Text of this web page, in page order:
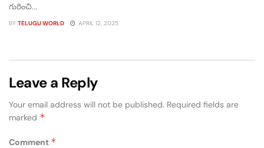
గురించి...
BY TELUGU WORLD APRIL 12, 2025
Leave a Reply
Your email address will not be published. Required fields are
marked *
Comment *